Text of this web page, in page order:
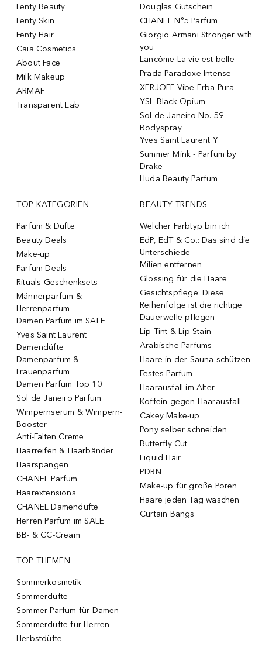
Fenty Beauty
Fenty Skin
Fenty Hair
Caia Cosmetics
About Face
Milk Makeup
ARMAF
Transparent Lab
Douglas Gutschein
CHANEL N°5 Parfum
Giorgio Armani Stronger with
you
Lancôme La vie est belle
Prada Paradoxe Intense
XERJOFF Vibe Erba Pura
YSL Black Opium
Sol de Janeiro No. 59
Bodyspray
Yves Saint Laurent Y
Summer Mink - Parfum by
Drake
Huda Beauty Parfum
TOP KATEGORIEN
Parfum & Düfte
Beauty Deals
Make-up
Parfum-Deals
Rituals Geschenksets
Männerparfum &
Herrenparfum
Damen Parfum im SALE
Yves Saint Laurent
Damendüfte
Damenparfum &
Frauenparfum
Damen Parfum Top 10
Sol de Janeiro Parfum
Wimpernserum & Wimpern-
Booster
Anti-Falten Creme
Haarreifen & Haarbänder
Haarspangen
CHANEL Parfum
Haarextensions
CHANEL Damendüfte
Herren Parfum im SALE
BB- & CC-Cream
BEAUTY TRENDS
Welcher Farbtyp bin ich
EdP, EdT & Co.: Das sind die
Unterschiede
Milien entfernen
Glossing für die Haare
Gesichtspflege: Diese
Reihenfolge ist die richtige
Dauerwelle pflegen
Lip Tint & Lip Stain
Arabische Parfums
Haare in der Sauna schützen
Festes Parfum
Haarausfall im Alter
Koffein gegen Haarausfall
Cakey Make-up
Pony selber schneiden
Butterfly Cut
Liquid Hair
PDRN
Make-up für große Poren
Haare jeden Tag waschen
Curtain Bangs
TOP THEMEN
Sommerkosmetik
Sommerdüfte
Sommer Parfum für Damen
Sommerdüfte für Herren
Herbstdüfte